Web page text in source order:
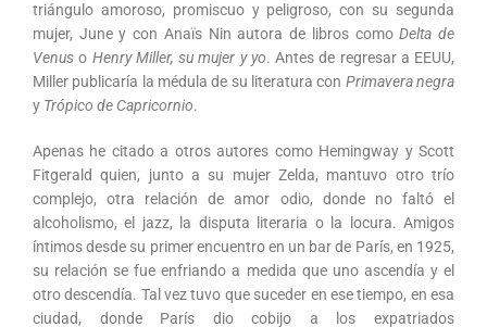
triángulo amoroso, promiscuo y peligroso, con su segunda
mujer, June y con Anaïs Nin autora de libros comoDelta de
Venus o Henry Miller, su mujer y yo. Antes de regresar a EEUU,
Miller publicaría la médula de su literatura con Primavera negra
y Trópico de Capricornio.
Apenas he citado a otros autores como Hemingway y Scott
Fitgerald quien, junto a su mujer Zelda, mantuvo otro trío
complejo, otra relación de amor odio, donde no faltó el
alcoholismo, el jazz, la disputa literaria o la locura. Amigos
íntimos desde su primer encuentro en un bar de París, en 1925,
su relación se fue enfriando a medida que uno ascendía y el
otro descendía. Tal vez tuvo que suceder en ese tiempo, en esa
ciudad, donde París dio cobijo a los expatriados